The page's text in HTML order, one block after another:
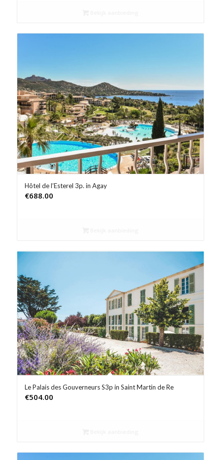
Hôtel de l’Esterel 3p. in Agay
€688.00
Le Palais des Gouverneurs S3p in Saint Martin de Re
€504.00